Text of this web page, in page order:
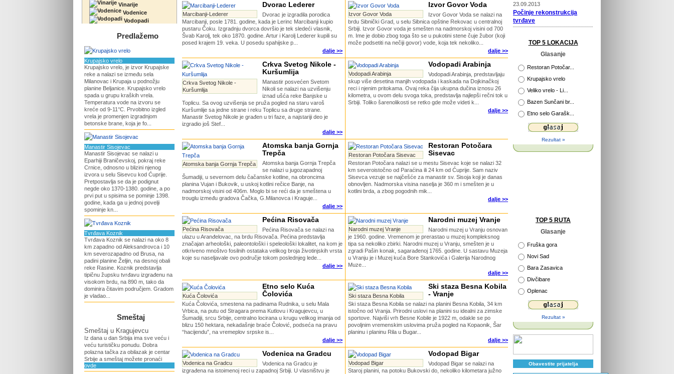
Vinarije
Vodenice
Vodopadi
Predlažemo
Krupajsko vrelo
Krupajsko vrelo, je izvor Krupajske
reke a nalazi se između sela
Milanovac i Krupaja u podnožju
planine Beljanice. Krupajsko vrelo
spada u grupu kraških vrela.
Temperatura vode na izvoru se
kreće od 9-11°C. Prvobitno izgled
vrela je promenjen izgradnjom
betonske brane, koja je fo...
Manastir Sisojevac
Manastir Sisojevac se nalazi u
Eparhiji Braničevskoj, pokraj reke
Crnice, odnosno u blizini njenog
izvora u selu Sisevcu kod Ćuprije.
Pretpostavlja se da je podignut
negde oko 1370-1380. godine, a po
prvi put u spisima se pominje 1398.
godine, kada ga u jednoj povelji
spominje kn...
Tvrđava Koznik
Tvrđava Koznik se nalazi na oko 8
km zapadno od Aleksandrovca i 10
km severozapadno od Brusa, na
padini planine Željin, na desnoj obali
reke Rasine. Koznik predstavlja
tipičnu župsku tvrđavu izgrađenu na
visokom brdu, na 890 m, tako da
dominira čitavim područjem. Gradom
je vladao...
Smeštaj
Smeštaj u Kragujevcu
Iz dana u dan Srbija ima sve veću i
veću turističku ponudu. Dobra
polazna tačka za obilazak je centar
Srbije a smeštaj možete pronaći
ovde
Marcibanji-Lederer
Dvorac Lederer
Dvorac je izgradila porodica
Marcibanji, posle 1781. godine, kada je Lerinc Marcibanji kupio
pustaru Čoku. Izgradnju dvorca dovršio je tek sledeći vlasnik,
Švab Karolj, tek oko 1870. godine. Artur i Karolj Lederer kupili su
posed krajem 19. veka. U posedu spahijske p...
dalje >>
Izvor Govor Voda
Izvor Govor Voda
Izvor Govor Voda se nalazi na
brdu Sibnički Grad, u selu Sibnica opštine Rekovac u centralnoj
Srbiji. Izvor Govor voda je smešten na nadmorskoj visini od 700
m. Ime je dobio zbog toga što se u pukotini stene čuje žubor (koji
može podsetiti na nečiji govor) vode, koja tek nekoliko...
dalje >>
Crkva Svetog Nikole -
Kuršumlija
Crkva Svetog Nikole -
Kuršumlija
Manastir posvećen Svetom
Nikoli se nalazi na uzvišenju
iznad ušća reke Banjske u
Toplicu. Sa ovog uzvišenja se pruža pogled na staru varoš
Kuršumlije sa jedne strane i reku Toplicu sa druge strane.
Manastir Svetog Nikole je građen u tri faze, a najstariji deo je
izgradio još Stef...
dalje >>
Vodopadi Arabinja
Vodopadi Arabinja
Vodopadi Arabinja, predstavljaju
skup više desetina manjih vodopada i kaskada na Dojkinačkoj
reci i njenim pritokama. Ovaj reka čija ukupna dučina iznosu 26
kilometra, u ovom delu svoga toka, predstavlja najlepši rečni tok u
Srbiji. Toliko šarenolikosti se retko gde može videti k...
dalje >>
Atomska banja Gornja Trepča
Atomska banja Gornja
Trepča
Atomska banja Gornja Trepča
se nalazi u jugozapadnoj
Šumadiji, u severnom delu čačanske kotline, na obroncima
planina Vujan i Bukovik, u uskoj kotlini rečice Banje, na
nadmorskoj visini od 406m. Moglo bi se reći da je smeštena u
trouglu između gradova Čačka, G.Milanovca i Kraguje...
dalje >>
Restoran Potočara Sisevac
Restoran Potočara
Sisevac
Restoran Potočara nalazi se u mestu Sisevac koje se nalazi 32
km severoistočno od Paraćina ili 24 km od Ćuprije. Sam naziv
Sisevca vezuje se najčešće za manastir sv. Sisoja koji je danas
obnovljen. Nadmorska visina naselja je 360 m i smešten je u
kotlini brda, a zbog pogodnih mik...
dalje >>
Pećina Risovača
Pećina Risovača
Pećina Risovača se nalazi na
ulazu u Aranđelovac, na brdu Risovača. Pećina predstavlja
značajan arheološki, paleontološki i speleološki lokalitet, na kom je
otkriveno mnoštvo fosilnih ostataka velikog broja životinjskih vrsta
koje su naseljavale ovo područje tokom poslednjeg lede...
dalje >>
Narodni muzej Vranje
Narodni muzej Vranje
Narodni muzej u Vranju osnovan
je 1960. godine. Vremenom je prerastao u muzej kompleksnog
tipa sa nekoliko zbirki. Narodni muzej u Vranju, smešten je u
zgradi Pašin konak, sagarađenoj 1765. godine. U sastavu Muzeja
u Vranju je i Muzej kuća Bore Stankovića i Galerija Narodnog
Muze...
dalje >>
Kuća Čolovića
Etno selo Kuća
Čolovića
Kuća Čolovića, smestena na padinama Rudnika, u selu Mala
Vrbica, na putu od Stragara prema Kutlovu i Kragujevcu, u
Šumadiji, srcu Srbije, centralno locirana u krugu velikog imanja od
blizu 150 hektara, nekadašnje braće Čolović, podseća na pravu
“hacijendu”, na vremeplov srpske is...
dalje >>
Ski staza Besna Kobila
Ski staza Besna Kobila
- Vranje
Ski staza Besna Kobila se nalazi na planini Besna Kobila, 34 km
istočno od Vranja. Prirodni uslovi na planini su idealni za zimske
sportove. Najviši vrh Besne Kobile je 1922 m, odakle se po
povoljnim vremenskim uslovima pruža pogled na Kopaonik, Šar
planinu i planinu Rila u Bugar...
dalje >>
Vodenica na Gradcu
Vodenica na Gradcu
Vodenica na Gradcu je
izgrađena na istoimenoj reci u zapadnoj Srbiji. U vlasništvu je
Vodopad Bigar
Vodopad Bigar
Vodopad Bigar se nalazi na
Staroj planini, na potoku Bukovski do, nekoliko kilometara južno
23.09.2013
Počinje rekonstrukcija
tvrđave
Prošireni kapaciteti Vile
Novi putokazi na Rajcu
29.04.2013
Otvorena platforma za
razgledanje
26.04.2013
115 godina Velikog Parka u
Kragujevcu
Počinje obnova tvrđave
TOP 5 LOKACIJA
Glasanje
Restoran Potočar...
Krupajsko vrelo
Veliko vrelo - Li...
Bazen Sunčani br...
Etno selo Garašk...
Rezultat »
TOP 5 RUTA
Glasanje
Fruška gora
Novi Sad
Bara Zasavica
Divčibare
Oplenac
Rezultat »
Obavestite prijatelja